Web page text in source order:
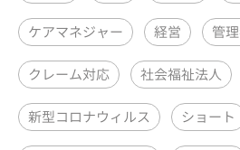
ケアマネジャー 経営 管
クレーム対応 社会福祉法人
新型コロナウィルス ショート